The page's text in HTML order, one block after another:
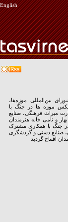
English
بین‌المللی موزه‌ها،
عکس موزه ها در جنگ با
میراث فرهنگی، صنایع
و نامی خانه هنرمندان
در جنگ با همکاری مشترک
صنایع دستی و گردشگری
افتتاح گردید